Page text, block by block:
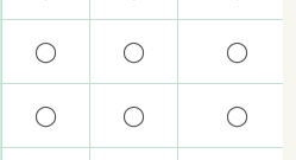
◯ ◯ ◯
◯ ◯ ◯